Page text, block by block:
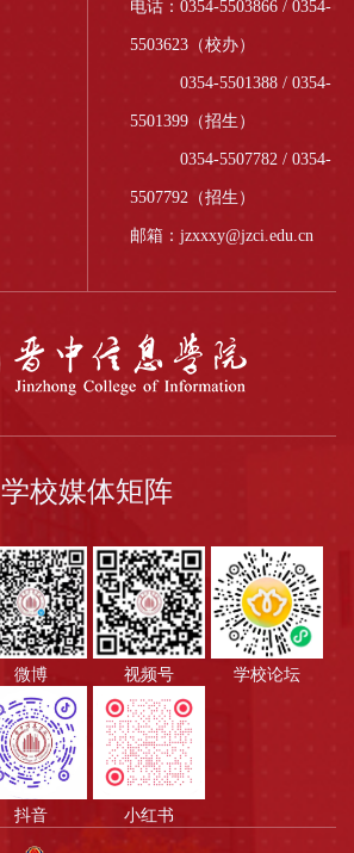
电话：0354-5503866 / 0354-
5503623（校办）
0354-5501388 / 0354-
5501399（招生）
0354-5507782 / 0354-
5507792（招生）
邮箱：jzxxxy@jzci.edu.cn
学校媒体矩阵
微博 视频号 学校论坛
抖音 小红书